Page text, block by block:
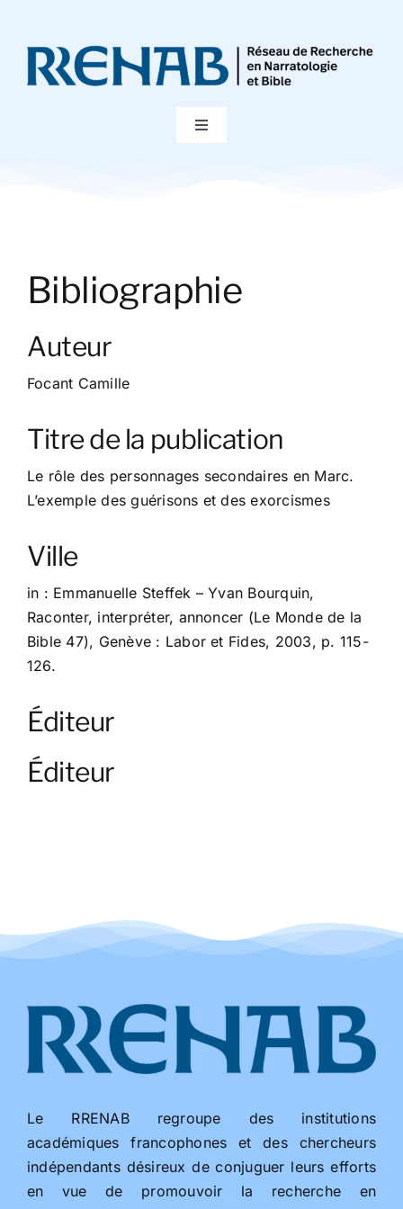
contenu
Toggle
Publications
Bibliographie
Contact
Bibliographie
Auteur
Focant Camille
Titre de la publication
Le rôle des personnages secondaires en Marc.
L’exemple des guérisons et des exorcismes
Ville
in : Emmanuelle Steffek – Yvan Bourquin,
Raconter, interpréter, annoncer (Le Monde de la
Bible 47), Genève : Labor et Fides, 2003, p. 115-
126.
Éditeur
Éditeur
Le RRENAB regroupe des institutions
académiques francophones et des chercheurs
indépendants désireux de conjuguer leurs efforts
en vue de promouvoir la recherche en